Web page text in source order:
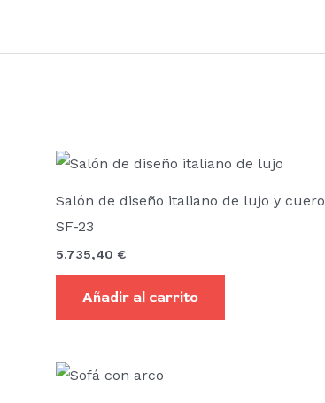
Salón de diseño italiano de lujo y cuero
SF-23
5.735,40 €
Añadir al carrito